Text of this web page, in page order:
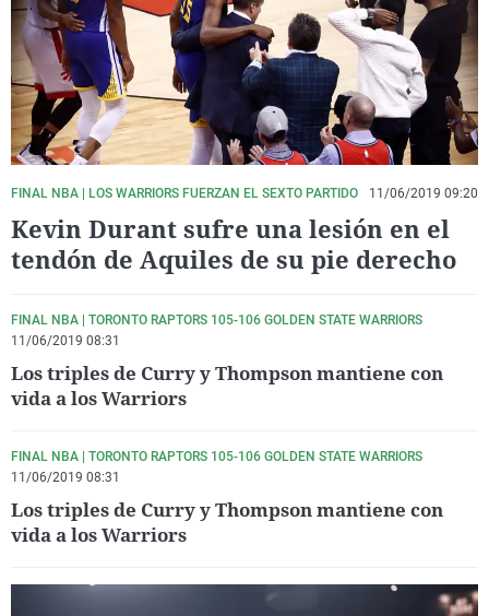
La rosa de los vientos
Gente viajera
Como el perro y el
Caso
Retornados
Equipo de
Operación Viuda
Extremadura
Galicia
La Rioja
Navarra
País Vasco
Virales
Televisión
Elecciones
FINAL NBA | LOS WARRIORS FUERZAN EL SEXTO PARTIDO 11/06/2019 09:20
Kevin Durant sufre una lesión en el
tendón de Aquiles de su pie derecho
FINAL NBA | TORONTO RAPTORS 105-106 GOLDEN STATE WARRIORS
11/06/2019 08:31
Los triples de Curry y Thompson mantiene con
vida a los Warriors
FINAL NBA | TORONTO RAPTORS 105-106 GOLDEN STATE WARRIORS
11/06/2019 08:31
Los triples de Curry y Thompson mantiene con
vida a los Warriors